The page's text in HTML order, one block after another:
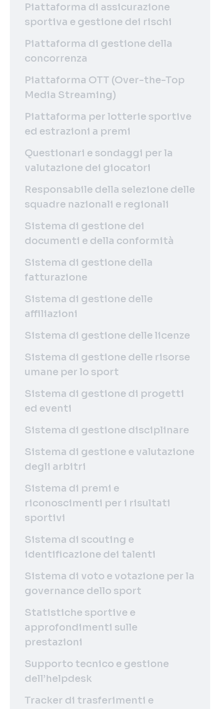
Piattaforma di assicurazione
sportiva e gestione dei rischi
Piattaforma di gestione della
concorrenza
Piattaforma OTT (Over-the-Top
Media Streaming)
Piattaforma per lotterie sportive
ed estrazioni a premi
Questionari e sondaggi per la
valutazione dei giocatori
Responsabile della selezione delle
squadre nazionali e regionali
Sistema di gestione dei
documenti e della conformità
Sistema di gestione della
fatturazione
Sistema di gestione delle
affiliazioni
Sistema di gestione delle licenze
Sistema di gestione delle risorse
umane per lo sport
Sistema di gestione di progetti
ed eventi
Sistema di gestione disciplinare
Sistema di gestione e valutazione
degli arbitri
Sistema di premi e
riconoscimenti per i risultati
sportivi
Sistema di scouting e
identificazione dei talenti
Sistema di voto e votazione per la
governance dello sport
Statistiche sportive e
approfondimenti sulle
prestazioni
Supporto tecnico e gestione
dell’helpdesk
Tracker di trasferimenti e